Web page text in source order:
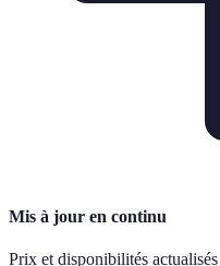
Mis à jour en continu
Prix et disponibilités actualisés